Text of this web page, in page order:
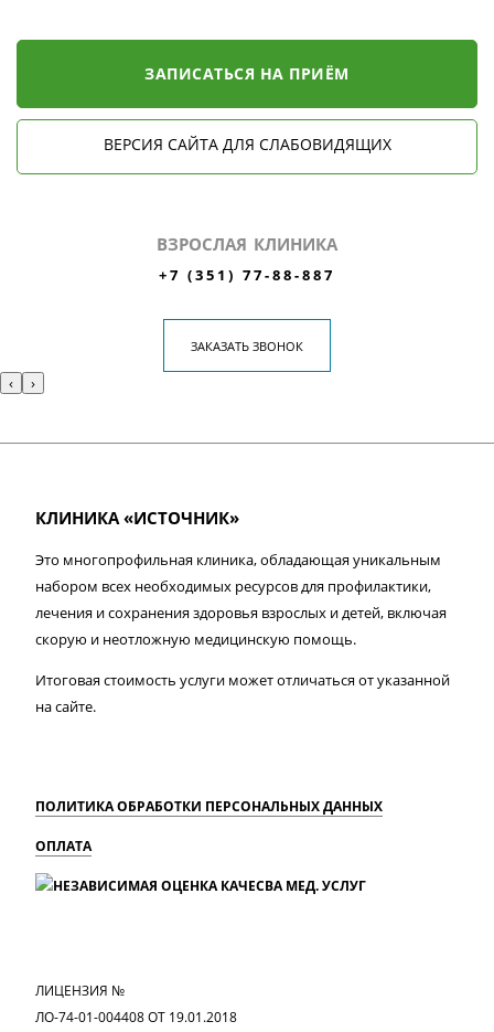
ЗАПИСАТЬСЯ НА ПРИЁМ
ВЕРСИЯ САЙТА ДЛЯ СЛАБОВИДЯЩИХ
ВЗРОСЛАЯ КЛИНИКА
+7 (351) 77-88-887
ЗАКАЗАТЬ ЗВОНОК
‹ ›
КЛИНИКА «ИСТОЧНИК»
Это многопрофильная клиника, обладающая уникальным
набором всех необходимых ресурсов для профилактики,
лечения и сохранения здоровья взрослых и детей, включая
скорую и неотложную медицинскую помощь.
Итоговая стоимость услуги может отличаться от указанной
на сайте.
ПОЛИТИКА ОБРАБОТКИ ПЕРСОНАЛЬНЫХ ДАННЫХ
ОПЛАТА
ЛИЦЕНЗИЯ №
ЛО-74-01-004408 ОТ 19.01.2018